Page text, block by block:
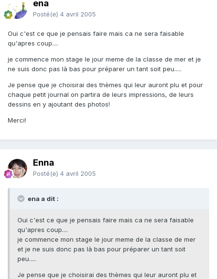
ena
Posté(e) 4 avril 2005
Oui c'est ce que je pensais faire mais ca ne sera faisable
qu'apres coup....
je commence mon stage le jour meme de la classe de mer et je
ne suis donc pas là bas pour préparer un tant soit peu.....
Je pense que je choisirai des thèmes qui leur auront plu et pour
chaque petit journal on partira de leurs impressions, de leurs
dessins en y ajoutant des photos!
Merci!
Enna
Posté(e) 4 avril 2005
ena a dit :
Oui c'est ce que je pensais faire mais ca ne sera faisable
qu'apres coup....
je commence mon stage le jour meme de la classe de mer
et je ne suis donc pas là bas pour préparer un tant soit
peu.....
Je pense que je choisirai des thèmes qui leur auront plu et